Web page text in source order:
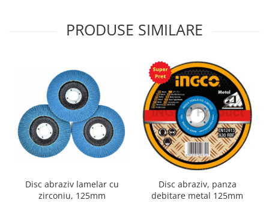
PRODUSE SIMILARE
Disc abraziv lamelar cu
zirconiu, 125mm
Disc abraziv, panza
debitare metal 125mm